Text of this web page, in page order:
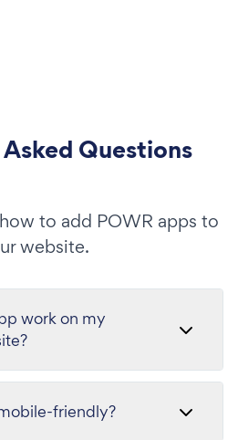
Questions
to add POWR apps to
website.
work on my
friendly?